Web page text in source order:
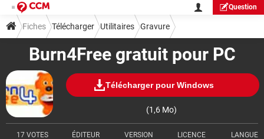
Question
Burn4Free gratuit pour PC
Télécharger pour Windows
(1,6 Mo)
17 VOTES ÉDITEUR VERSION LICENCE LANGUE
Fiches Télécharger Utilitaires Gravure